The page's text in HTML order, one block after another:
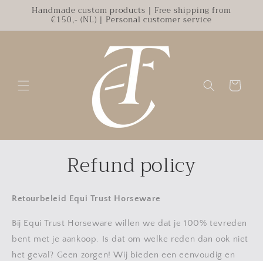
Skip to
Handmade custom products | Free shipping from
€150,- (NL) | Personal customer service
Cart
Refund policy
Retourbeleid Equi Trust Horseware
Bij Equi Trust Horseware willen we dat je 100% tevreden
bent met je aankoop. Is dat om welke reden dan ook niet
het geval? Geen zorgen! Wij bieden een eenvoudig en